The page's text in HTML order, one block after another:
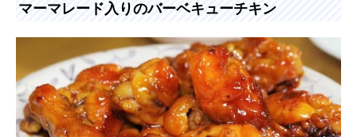
マーマレード入りのバーベキューチキン